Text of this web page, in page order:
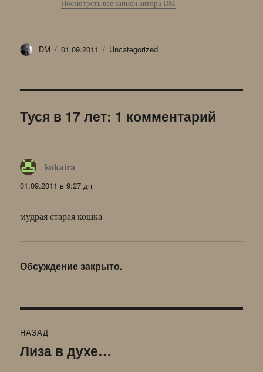
Посмотреть все записи автора DM
Автор
DM Опубликовано
01.09.2011 Рубрики
Uncategorized
Туся в 17 лет: 1 комментарий
kokaira
01.09.2011 в 9:27 дп
мудрая старая кошка
Обсуждение закрыто.
по
НАЗАД
Предыдущая
Лиза в духе…